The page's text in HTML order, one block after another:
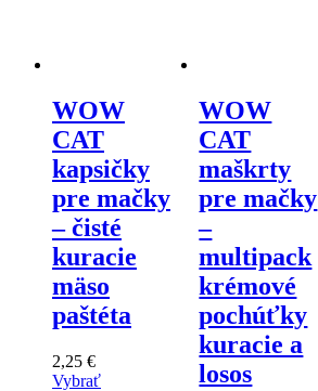
WOW
CAT
kapsičky
pre mačky
– čisté
kuracie
mäso
paštéta
2,25 €
Vybrať
WOW
CAT
maškrty
pre mačky
–
multipack
krémové
pochúťky
kuracie a
losos